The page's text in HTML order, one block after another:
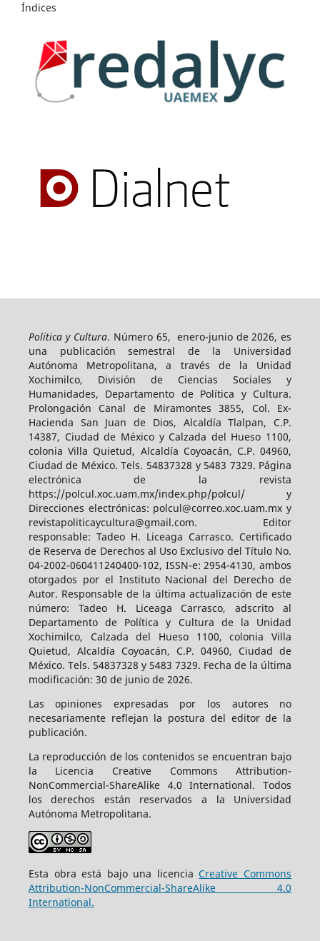
Índices
Política y Cultura. Número 65, enero-junio de 2026, es
una publicación semestral de la Universidad
Autónoma Metropolitana, a través de la Unidad
Xochimilco, División de Ciencias Sociales y
Humanidades, Departamento de Política y Cultura.
Prolongación Canal de Miramontes 3855, Col. Ex-
Hacienda San Juan de Dios, Alcaldía Tlalpan, C.P.
14387, Ciudad de México y Calzada del Hueso 1100,
colonia Villa Quietud, Alcaldía Coyoacán, C.P. 04960,
Ciudad de México. Tels. 54837328 y 5483 7329. Página
electrónica de la revista
https://polcul.xoc.uam.mx/index.php/polcul/ y
Direcciones electrónicas: polcul@correo.xoc.uam.mx y
revistapoliticaycultura@gmail.com. Editor
responsable: Tadeo H. Liceaga Carrasco. Certificado
de Reserva de Derechos al Uso Exclusivo del Título No.
04-2002-060411240400-102, ISSN-e: 2954-4130, ambos
otorgados por el Instituto Nacional del Derecho de
Autor. Responsable de la última actualización de este
número: Tadeo H. Liceaga Carrasco, adscrito al
Departamento de Política y Cultura de la Unidad
Xochimilco, Calzada del Hueso 1100, colonia Villa
Quietud, Alcaldía Coyoacán, C.P. 04960, Ciudad de
México. Tels. 54837328 y 5483 7329. Fecha de la última
modificación: 30 de junio de 2026.
Las opiniones expresadas por los autores no
necesariamente reflejan la postura del editor de la
publicación.
La reproducción de los contenidos se encuentran bajo
la Licencia Creative Commons Attribution-
NonCommercial-ShareAlike 4.0 International. Todos
los derechos están reservados a la Universidad
Autónoma Metropolitana.
Esta obra está bajo una licenciaCreative Commons
Attribution-NonCommercial-ShareAlike 4.0
International.